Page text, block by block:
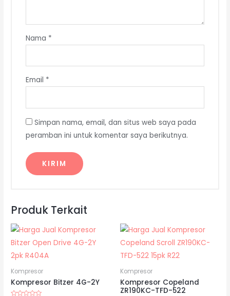
Nama *
Email *
Simpan nama, email, dan situs web saya pada
peramban ini untuk komentar saya berikutnya.
Produk Terkait
Kompresor
Kompresor Bitzer 4G-2Y
Kompresor
Kompresor Copeland
ZR190KC-TFD-522